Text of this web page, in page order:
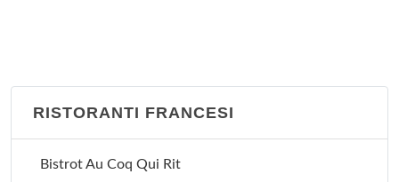
RISTORANTI FRANCESI
Bistrot Au Coq Qui Rit